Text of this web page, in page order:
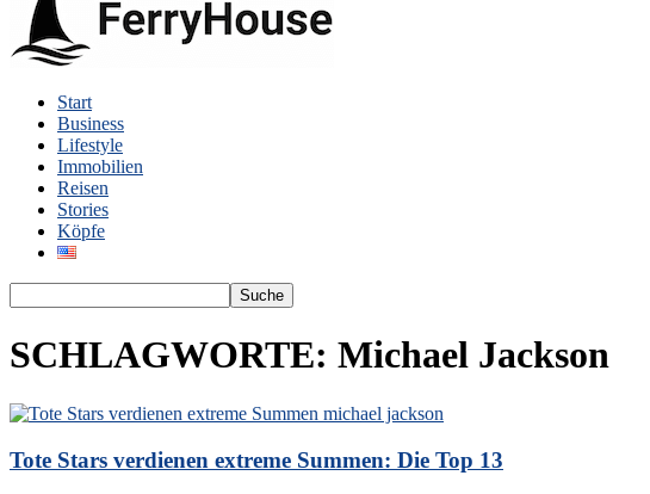
Start
Business
Lifestyle
Immobilien
Reisen
Stories
Köpfe
SCHLAGWORTE: Michael Jackson
Tote Stars verdienen extreme Summen: Die Top 13